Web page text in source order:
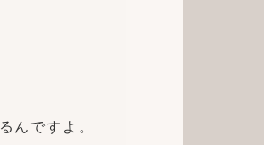
んですよ。